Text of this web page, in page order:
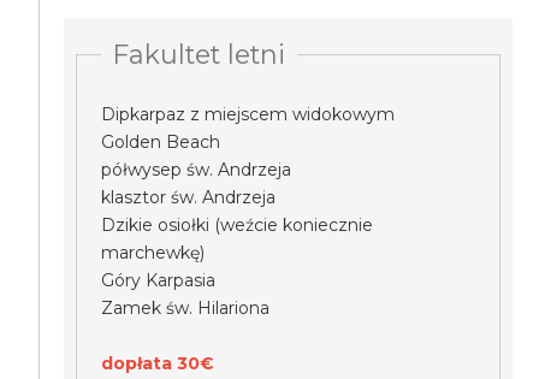
Fakultet letni
Dipkarpaz z miejscem widokowym
Golden Beach
półwysep św. Andrzeja
klasztor św. Andrzeja
Dzikie osiołki (weźcie koniecznie
marchewkę)
Góry Karpasia
Zamek św. Hilariona
dopłata 30€